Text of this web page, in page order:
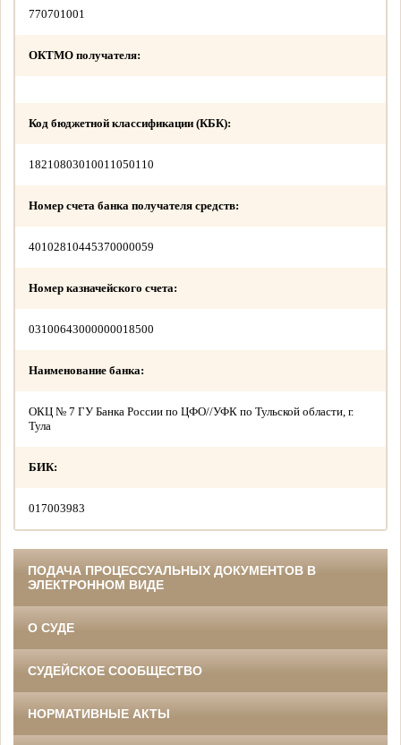
770701001
ОКТМО получателя:
Код бюджетной классификации (КБК):
18210803010011050110
Номер счета банка получателя средств:
40102810445370000059
Номер казначейского счета:
03100643000000018500
Наименование банка:
ОКЦ № 7 ГУ Банка России по ЦФО//УФК по Тульской области, г.
Тула
БИК:
017003983
ПОДАЧА ПРОЦЕССУАЛЬНЫХ ДОКУМЕНТОВ В
ЭЛЕКТРОННОМ ВИДЕ
О СУДЕ
СУДЕЙСКОЕ СООБЩЕСТВО
НОРМАТИВНЫЕ АКТЫ